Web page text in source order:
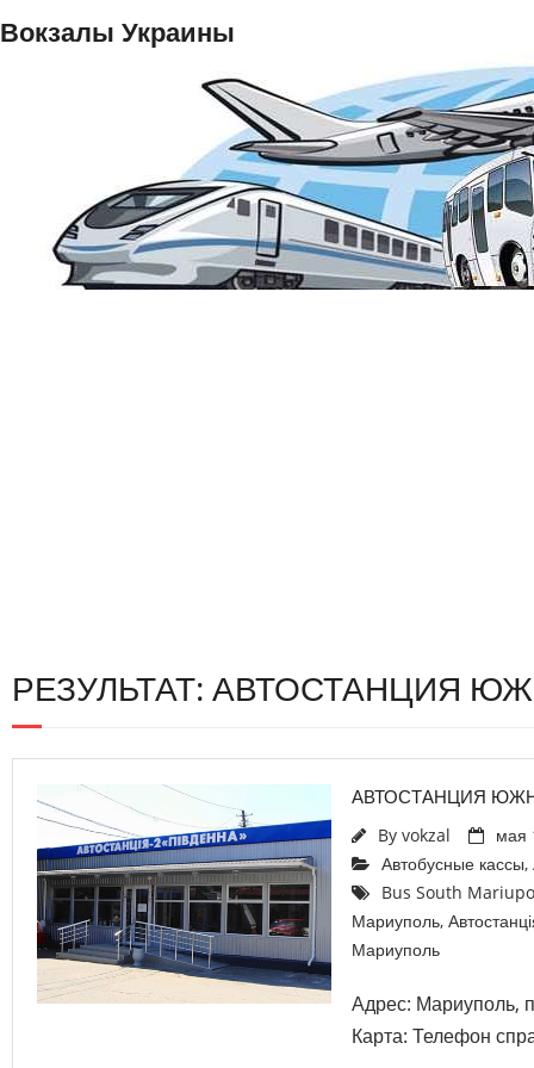
Вокзалы Украины
РЕЗУЛЬТАТ: АВТОСТАНЦИЯ
АВТОСТАНЦИЯ
By vokzal
мая
Автобусные кассы,
Bus South
Мариуполь,
Мариуполь
Адрес: Мариуполь,
Карта: Телефон